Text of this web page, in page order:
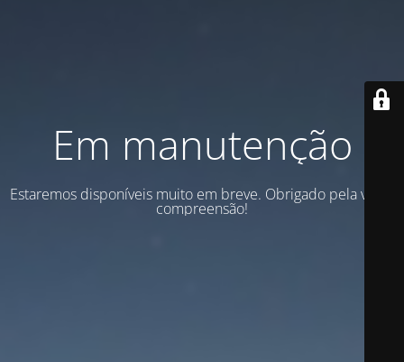
Em manutenção
Estaremos disponíveis muito em breve. Obrigado pela vossa
compreensão!